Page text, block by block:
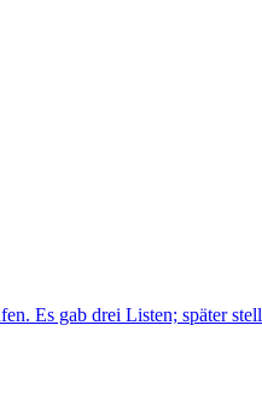
Es gab drei Listen; später